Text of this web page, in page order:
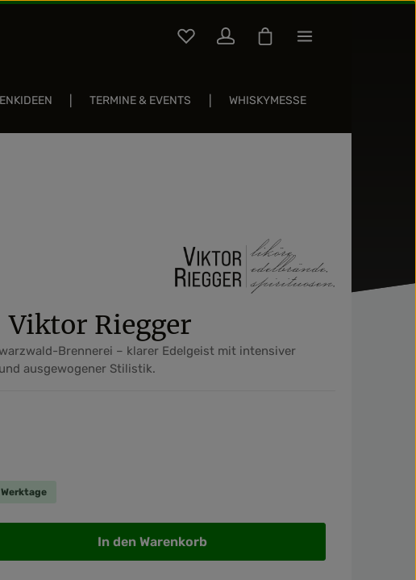
Du hast 0 Produkte auf dem Merkzettel
Warenkorb enthält 0
TERMINE & EVENTS WHISKYMESSE
Riegger
Brennerei – klarer Edelgeist mit intensiver
ausgewogener Stilistik.
gewünschten Wert ein oder benutze die
In den Warenkorb